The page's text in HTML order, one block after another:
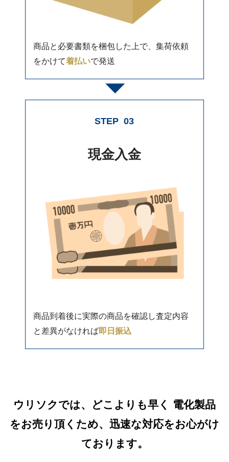
商品と必要書類を梱包した上で、集荷依頼
をかけて着払いで発送
STEP 03
現金入金
商品到着後に実際の商品を確認し査定内容
と差異がなければ即日振込
ウリソクでは、どこよりも早く 電化製品
をお売り頂くため、迅速な対応をお心がけ
ております。